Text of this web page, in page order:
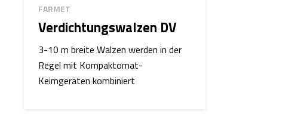
FARMET
Verdichtungswalzen DV
3-10 m breite Walzen werden in der
Regel mit Kompaktomat-
Keimgeräten kombiniert